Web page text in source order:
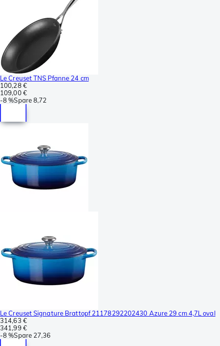
Le Creuset TNS Pfanne 24 cm
100,28 €
109,00 €
-8 %Spare8,72
Le Creuset Signature Brattopf 21178292202430 Azure 29 cm 4,7L oval
314,63 €
341,99 €
-8 %Spare 27,36